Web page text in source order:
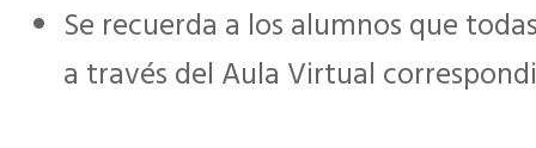
Se recuerda a los alumnos que
a través del Aula Virtual